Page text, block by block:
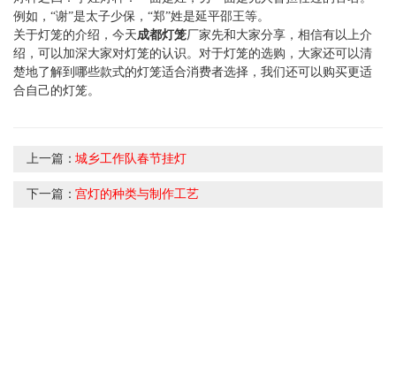
例如，“谢”是太子少保，“郑”姓是延平邵王等。
关于灯笼的介绍，今天成都灯笼厂家先和大家分享，相信有以上介
绍，可以加深大家对灯笼的认识。对于灯笼的选购，大家还可以清
楚地了解到哪些款式的灯笼适合消费者选择，我们还可以购买更适
合自己的灯笼。
上一篇：城乡工作队春节挂灯
下一篇：宫灯的种类与制作工艺